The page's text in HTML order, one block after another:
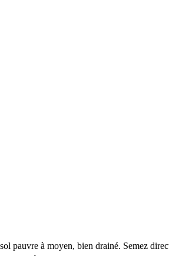
pauvre à moyen, bien drainé. Semez